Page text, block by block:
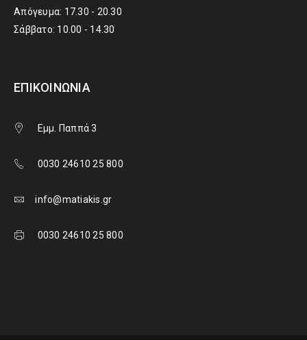
Απόγευμα: 17.30 - 20.30
Σάββατο: 10.00 - 14.30
ΕΠΙΚΟΙΝΩΝΊΑ
Εμμ. Παππά 3
0030 24610 25 800
info@matiakis.gr
0030 24610 25 800